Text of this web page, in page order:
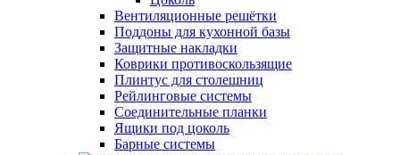
Вентиляционные решётки
Поддоны для кухонной базы
Защитные накладки
Коврики противоскользящие
Плинтус для столешниц
Рейлинговые системы
Соединительные планки
Ящики под цоколь
Барные системы